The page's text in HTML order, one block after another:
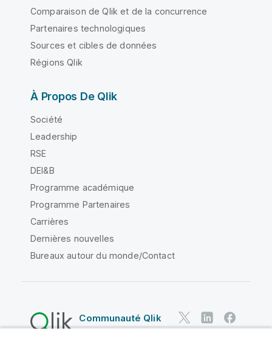
Comparaison de Qlik et de la concurrence
Partenaires technologiques
Sources et cibles de données
Régions Qlik
À Propos De Qlik
Société
Leadership
RSE
DEI&B
Programme académique
Programme Partenaires
Carrières
Dernières nouvelles
Bureaux autour du monde/Contact
Communauté Qlik